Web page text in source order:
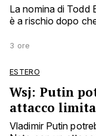
La nomina di Todd
è a rischio dopo
3 ore
ESTERO
Wsj: Putin
attacco
Vladimir Putin